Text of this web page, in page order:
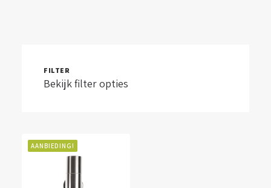
FILTER
Bekijk filter opties
AANBIEDING!